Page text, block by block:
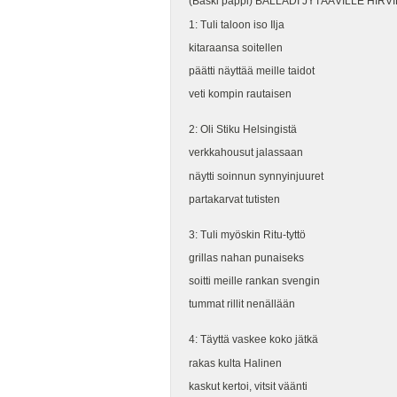
1: Tuli taloon iso Ilja
kitaraansa soitellen
päätti näyttää meille taidot
veti kompin rautaisen
2: Oli Stiku Helsingistä
verkkahousut jalassaan
näytti soinnun synnyinjuuret
partakarvat tutisten
3: Tuli myöskin Ritu-tyttö
grillas nahan punaiseks
soitti meille rankan svengin
tummat rillit nenällään
4: Täyttä vaskee koko jätkä
rakas kulta Halinen
kaskut kertoi, vitsit väänti